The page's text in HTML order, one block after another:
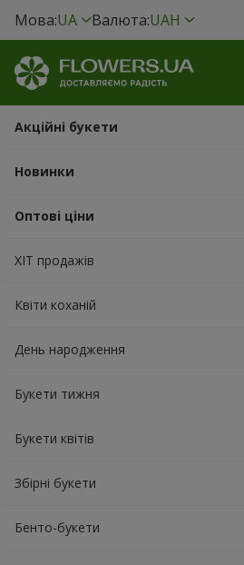
Мова:UA Валюта:UAH
Акційні букети
Новинки
Оптові ціни
ХІТ продажів
Квіти коханій
День народження
Букети тижня
Букети квітів
Збірні букети
Бенто-букети